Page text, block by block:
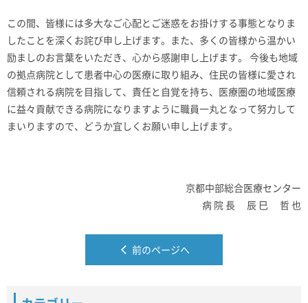
この間、皆様には多大なご心配とご迷惑をお掛けする事態となりま
したことを深くお詫び申し上げます。また、多くの皆様から温かい
励ましのお言葉をいただき、心から感謝申し上げます。 今後も地域
の拠点病院として患者中心の医療に取り組み、住民の皆様に愛され
信頼される病院を目指して、責任と自覚を持ち、医療圏の地域医療
に益々貢献できる病院になりますように職員一丸となって努力して
まいりますので、どうか宜しくお願い申し上げます。
京都中部総合医療センター
病 院 長 辰 巳 哲 也
前のページへ